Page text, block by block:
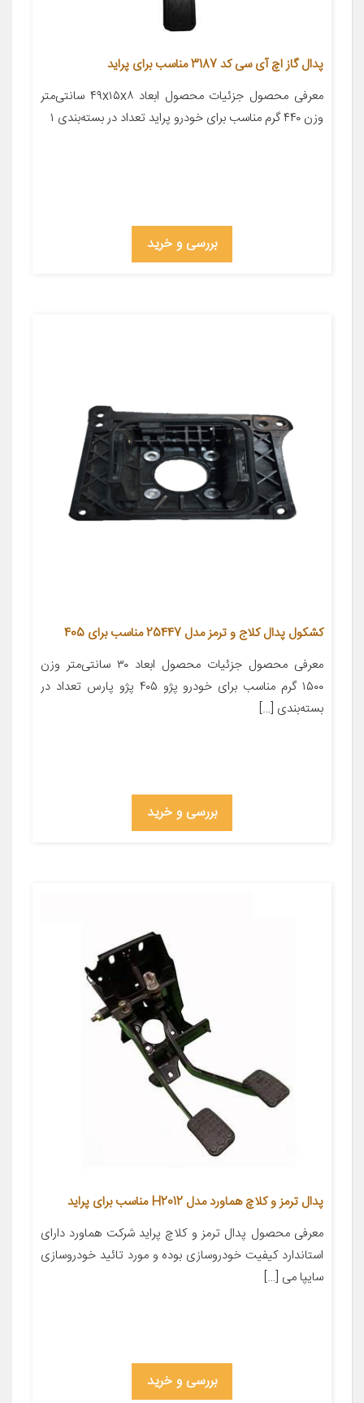
پدال گاز اچ آی سی کد 3187 مناسب برای پراید
معرفی محصول جزئیات محصول ابعاد ۴۹x۱۵x۸ سانتی‌متر
وزن ۴۴۰ گرم مناسب برای خودرو پراید تعداد در بسته‌بندی ۱
بررسی و خرید
کشکول پدال کلاج و ترمز مدل 25447 مناسب برای 405
معرفی محصول جزئیات محصول ابعاد ۳۰ سانتی‌متر وزن
۱۵۰۰ گرم مناسب برای خودرو پژو ۴۰۵ پژو پارس تعداد در
بسته‌بندی […]
بررسی و خرید
پدال ترمز و کلاچ هماورد مدل H2012 مناسب برای پراید
معرفی محصول پدال ترمز و کلاچ پراید شرکت هماورد دارای
استاندارد کیفیت خودروسازی بوده و مورد تائید خودروسازی
سایپا می […]
بررسی و خرید